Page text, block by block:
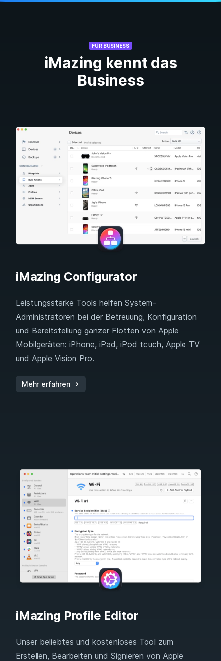
FÜR BUSINESS
iMazing kennt das
Business
iMazing Configurator
Leistungsstarke Tools helfen System-
Administratoren bei der Betreuung, Konfiguration
und Bereitstellung ganzer Flotten von Apple
Mobilgeräten: iPhone, iPad, iPod touch, Apple TV
und Apple Vision Pro.
Mehr erfahren
iMazing Profile Editor
Unser beliebtes und kostenloses Tool zum
Erstellen, Bearbeiten und Signieren von Apple